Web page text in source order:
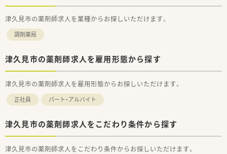
津久見市の薬剤師求人を業種からお探しいただけます。
調剤薬局
津久見市の薬剤師求人を雇用形態から探す
津久見市の薬剤師求人を雇用形態からお探しいただけます。
正社員 パート・アルバイト
津久見市の薬剤師求人をこだわり条件から探す
津久見市の薬剤師求人をこだわり条件からお探しいただけます。